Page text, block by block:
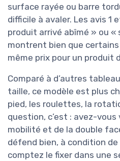
surface rayée ou barre
difficile à avaler. Les avis 1
produit arrivé abîmé » ou
montrent bien que
même prix pour un produit
Comparé à d’autres
taille, ce modèle est plus
pied, les roulettes, la
question, c’est : avez-
mobilité et de la double
défend bien, à condition de
comptez le fixer dans une